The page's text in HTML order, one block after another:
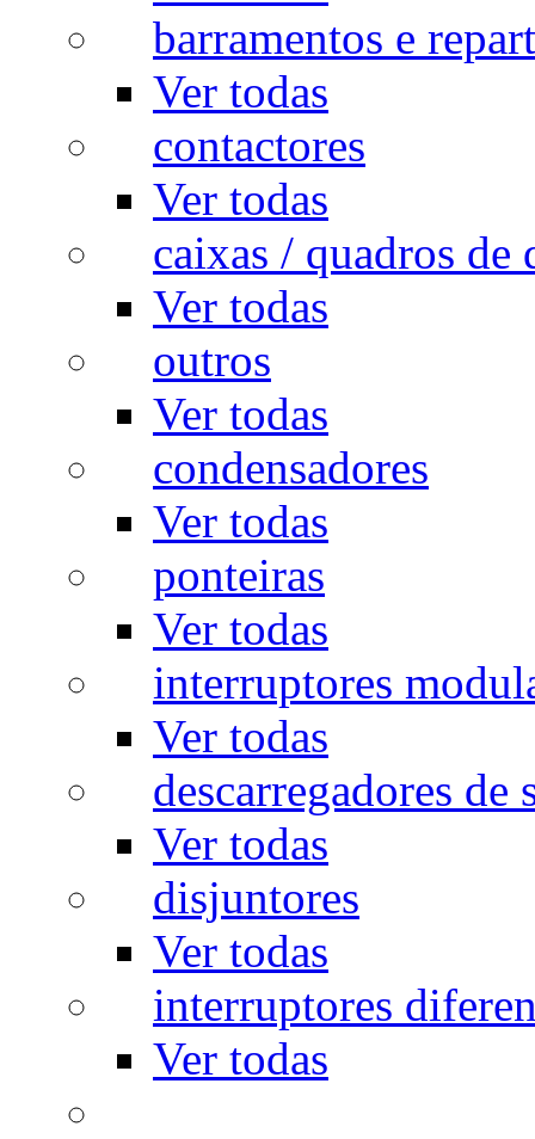
barramentos e
Ver todas
contactores
Ver todas
caixas / quadros de
Ver todas
outros
Ver todas
condensadores
Ver todas
ponteiras
Ver todas
interruptores
Ver todas
descarregadores de
Ver todas
disjuntores
Ver todas
interruptores
Ver todas